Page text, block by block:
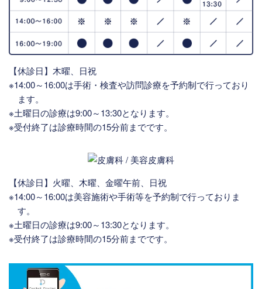
【休診日】木曜、日祝
※14:00～16:00は手術・検査や訪問診療を予約制で行っており
ます。
※土曜日の診療は9:00～13:30となります。
※受付終了は診療時間の15分前までです。
【休診日】火曜、木曜、金曜午前、日祝
※14:00～16:00は美容施術や手術等を予約制で行っておりま
す。
※土曜日の診療は9:00～13:30となります。
※受付終了は診療時間の15分前までです。